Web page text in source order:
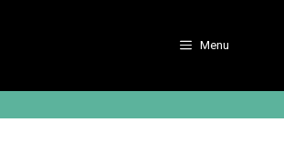
Menu